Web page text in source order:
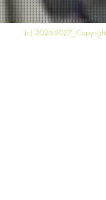
(c) 2026-2027_Copyright